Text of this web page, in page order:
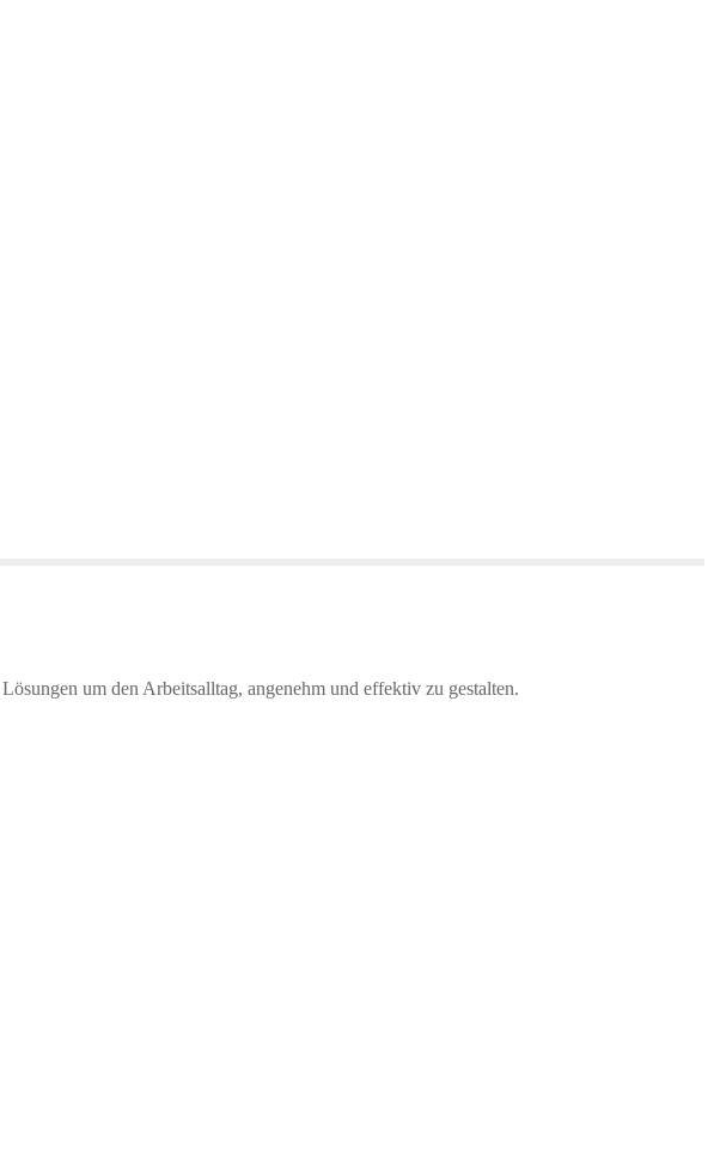
um den Arbeitsalltag, angenehm und effektiv zu gestalten.